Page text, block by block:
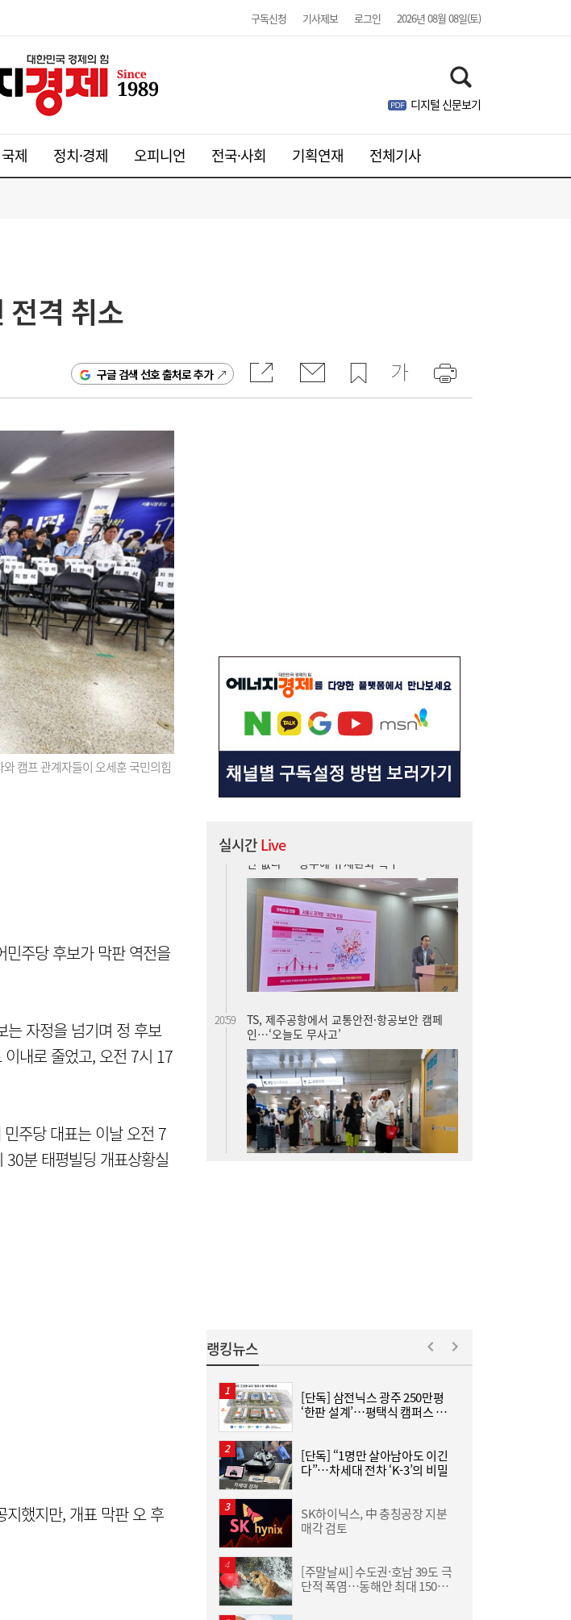
구독신청 기사제보 로그인 2026년 08월 08일(토)
디지털 신문보기
국제 정치·경제 오피니언 전국·사회 기획연재 전체기사
전격 취소
구글 검색 선호 출처로 추가
캠프 관계자들이 오세훈 국민의힘
민주당 후보가 막판 역전을
는 자정을 넘기며 정 후보
내로 줄었고, 오전 7시 17
주당 대표는 이날 오전 7
분 태평빌딩 개표상황실
했지만, 개표 막판 오 후
실시간Live
서울시 “정비사업 31만가구 착공해도 이주대
란 없다”…정부에 규제완화 촉구
TS, 제주공항에서 교통안전·항공보안 캠페
인…‘오늘도 무사고’
SK하이닉스 54조 베팅…용인엔 D램, 청주는
낸드
랭킹뉴스
[단독] 삼전닉스 광주 250만평
‘한판 설계’…평택식 캠퍼스 들
[단독] “1명만 살아남아도 이긴
다”…차세대 전차 ‘K-3’의 비밀
SK하이닉스, 中 충칭공장 지분
매각 검토
[주말날씨] 수도권·호남 39도 극
단적 폭염…동해안 최대 150㎜